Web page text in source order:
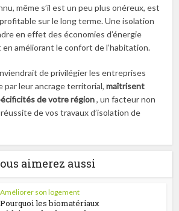
même s’il est un peu plus onéreux, est
sur le long terme. Une isolation
en effet des économies d’énergie
améliorant le confort de l’habitation.
de privilégier les entreprises
par leur ancrage territorial,maîtrisent
de votre région, un facteur non
de vos travaux d’isolation de
aimerez aussi
Améliorer son logement
Pourquoi les biomatériaux